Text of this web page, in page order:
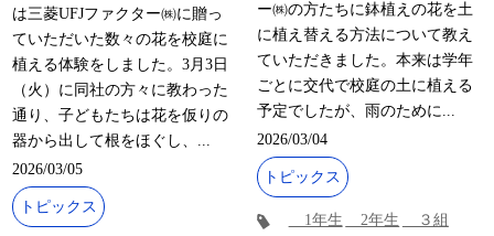
は三菱UFJファクター㈱に贈っ
ていただいた数々の花を校庭に
植える体験をしました。3月3日
（火）に同社の方々に教わった
通り、子どもたちは花を仮りの
器から出して根をほぐし、...
2026/03/05
トピックス
ー㈱の方たちに鉢植えの花を土
に植え替える方法について教え
ていただきました。本来は学年
ごとに交代で校庭の土に植える
予定でしたが、雨のために...
2026/03/04
トピックス
1年生 2年生
３組